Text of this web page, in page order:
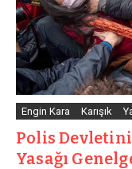
Engin Kara Karışık
Polis
Yasağı